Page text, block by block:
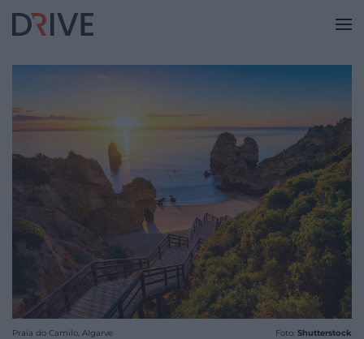
Praia do Camilo, Algarve Foto: Shutterstock